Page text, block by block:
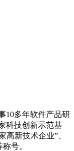
10多年软件产品研
科技创新示范基
高新技术企业”、
号。